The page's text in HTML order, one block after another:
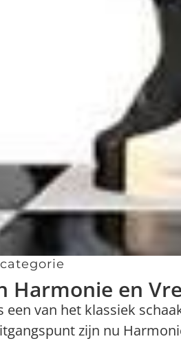
Harmonie en
een van het klassiek
zijn nu